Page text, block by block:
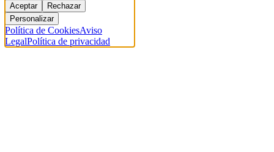
Aceptar
Rechazar
Personalizar
Política de CookiesAviso
LegalPolítica de privacidad